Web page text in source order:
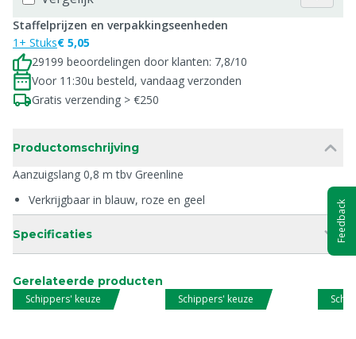
Staffelprijzen en verpakkingseenheden
1+ Stuks€ 5,05
29199 beoordelingen door klanten: 7,8/10
Voor 11:30u besteld, vandaag verzonden
Gratis verzending > €250
Productomschrijving
Aanzuigslang 0,8 m tbv Greenline
Verkrijgbaar in blauw, roze en geel
Specificaties
Gerelateerde producten
Schippers' keuze Schippers' keuze
Feedback